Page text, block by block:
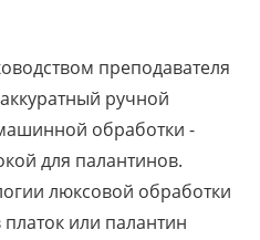
преподавателя
ручной
обработки -
для палантинов.
люксовой обработки
или палантин